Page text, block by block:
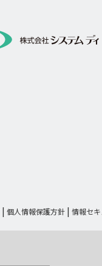
個人情報保護方針 情報セ